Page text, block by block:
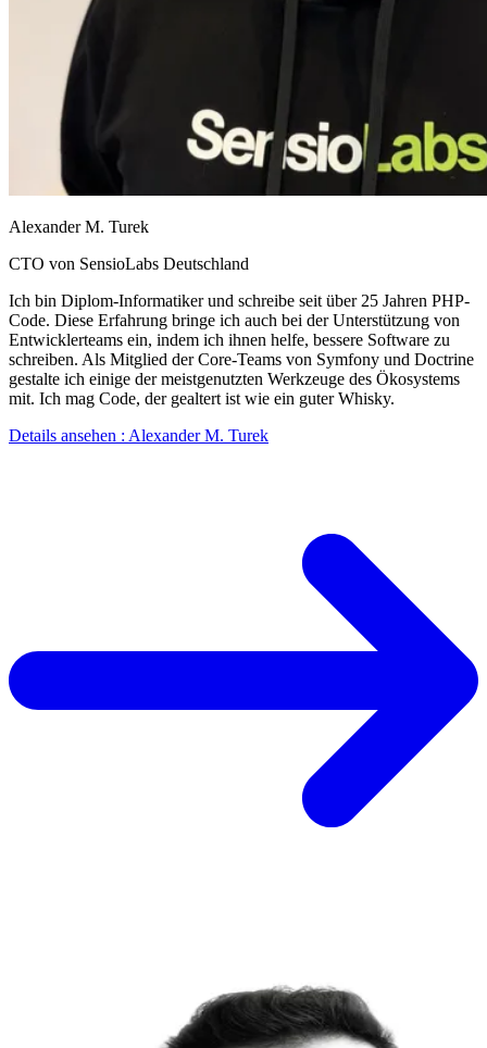
Alexander M. Turek
CTO von SensioLabs Deutschland
Ich bin Diplom-Informatiker und schreibe seit über 25 Jahren PHP-
Code. Diese Erfahrung bringe ich auch bei der Unterstützung von
Entwicklerteams ein, indem ich ihnen helfe, bessere Software zu
schreiben. Als Mitglied der Core-Teams von Symfony und Doctrine
gestalte ich einige der meistgenutzten Werkzeuge des Ökosystems
mit. Ich mag Code, der gealtert ist wie ein guter Whisky.
Details ansehen : Alexander M. Turek